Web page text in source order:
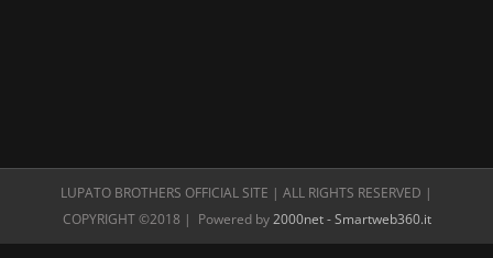
LUPATO BROTHERS OFFICIAL SITE | ALL RIGHTS RESERVED |
COPYRIGHT ©2018 | Powered by2000net - Smartweb360.it